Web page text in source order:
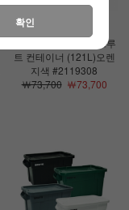
[러버메이드]벤티드 브루
트 컨테이너 (121L)오렌
지색 #2119308
￦73,700￦73,700
확인